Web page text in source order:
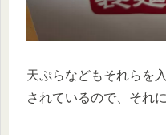
天ぷらなどもそれらを
されているので、それ